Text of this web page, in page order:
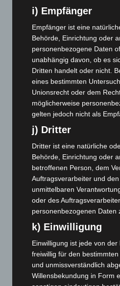
September 2025
(93)
August 2025 (90)
Juli 2025(90)
Juni 2025(103)
Mai 2025
(112)
April 2025(88)
März 2025(111)
Januar 2025
Dezember 2024(89)
November 2024 (94)
Oktober 2024(93)
September 2024 (112)
August 2024(107)
Juli 2024 (89)
Juni 2024(107)
Mai 2024(149)
April 2024(102)
i) Empfänger
Empfänger ist eine
Behörde, Einrichtung oder
personenbezogene Daten
unabhängig davon, ob es
Dritten handelt oder nicht.
eines bestimmten
Unionsrecht oder dem
möglicherweise
gelten jedoch nicht als
j) Dritter
Dritter ist eine natürliche
Behörde, Einrichtung oder
betroffenen Person, dem
Auftragsverarbeiter und
unmittelbaren
oder des
personenbezogenen Daten
k) Einwilligung
Einwilligung ist jede von
freiwillig für den
und unmissverständlich
Willensbekundung in Form